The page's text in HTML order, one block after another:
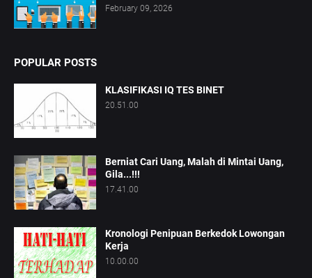
February 09, 2026
POPULAR POSTS
KLASIFIKASI IQ TES BINET
20.51.00
Berniat Cari Uang, Malah di Mintai Uang,
Gila...!!!
17.41.00
Kronologi Penipuan Berkedok Lowongan
Kerja
10.00.00